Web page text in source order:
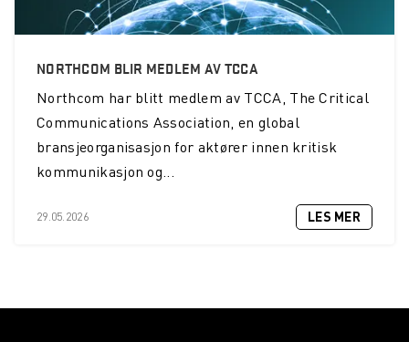
NORTHCOM BLIR MEDLEM AV TCCA
Northcom har blitt medlem av TCCA, The Critical
Communications Association, en global
bransjeorganisasjon for aktører innen kritisk
kommunikasjon og...
29.05.2026 LES MER